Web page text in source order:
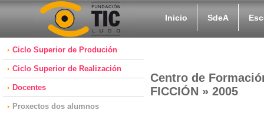
Inicio SdeA
Ciclo Superior de Produción
Ciclo Superior de Realización
Docentes
Proxectos dos alumnos
Centro de
FICCIÓN » 2005